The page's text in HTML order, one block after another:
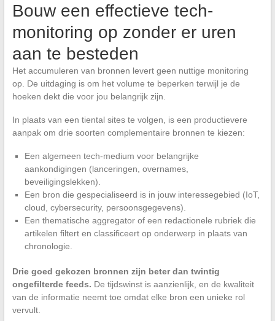
Bouw een effectieve tech-
monitoring op zonder er uren
aan te besteden
Het accumuleren van bronnen levert geen nuttige monitoring
op. De uitdaging is om het volume te beperken terwijl je de
hoeken dekt die voor jou belangrijk zijn.
In plaats van een tiental sites te volgen, is een productievere
aanpak om drie soorten complementaire bronnen te kiezen:
Een algemeen tech-medium voor belangrijke
aankondigingen (lanceringen, overnames,
beveiligingslekken).
Een bron die gespecialiseerd is in jouw interessegebied (IoT,
cloud, cybersecurity, persoonsgegevens).
Een thematische aggregator of een redactionele rubriek die
artikelen filtert en classificeert op onderwerp in plaats van
chronologie.
Drie goed gekozen bronnen zijn beter dan twintig
ongefilterde feeds. De tijdswinst is aanzienlijk, en de kwaliteit
van de informatie neemt toe omdat elke bron een unieke rol
vervult.